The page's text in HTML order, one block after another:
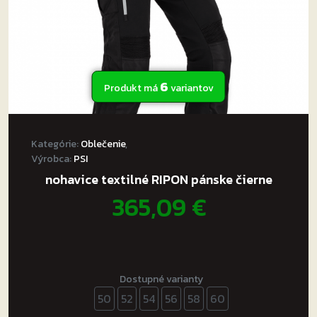
produktu.
Produkt má6variantov
Kategórie:Oblečenie,
Výrobca:PSI
nohavice textilné RIPON pánske čierne
365,09€
Dostupné varianty
50 52 54 56 58 60